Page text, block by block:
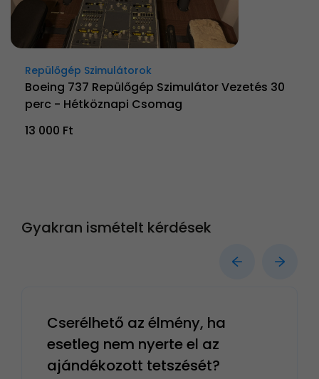
Repülőgép Szimulátorok
Boeing 737 Repülőgép Szimulátor Vezetés 30
perc - Hétköznapi Csomag
13 000 Ft
Gyakran ismételt kérdések
Cserélhető az élmény, ha
esetleg nem nyerte el az
ajándékozott tetszését?